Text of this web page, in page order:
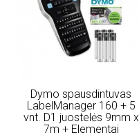
Dymo spausdintuvas
LabelManager 160 + 5
vnt. D1 juostelės 9mm x
7m + Elementai